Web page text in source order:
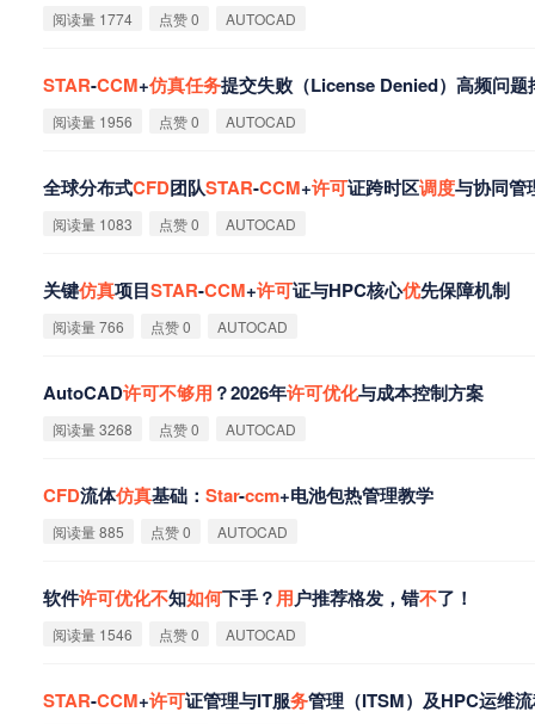
阅读量 1774 点赞 0 AUTOCAD
STAR-CCM+仿真任务提交失败（License Denied）高频问题
阅读量 1956 点赞 0 AUTOCAD
全球分布式CFD团队STAR-CCM+许可证跨时区调度与协同管
阅读量 1083 点赞 0 AUTOCAD
关键仿真项目STAR-CCM+许可证与HPC核心优先保障机制
阅读量 766 点赞 0 AUTOCAD
AutoCAD许可不够用 ？2026年许可优化与成本控制方案
阅读量 3268 点赞 0 AUTOCAD
CFD流体仿真基础： Star-ccm+电池包热管理教学
阅读量 885 点赞 0 AUTOCAD
软件许可优化不知如何下手？用户推荐格发，错不了！
阅读量 1546 点赞 0 AUTOCAD
STAR-CCM+许可证管理与IT服务管理（ITSM）及HPC运维